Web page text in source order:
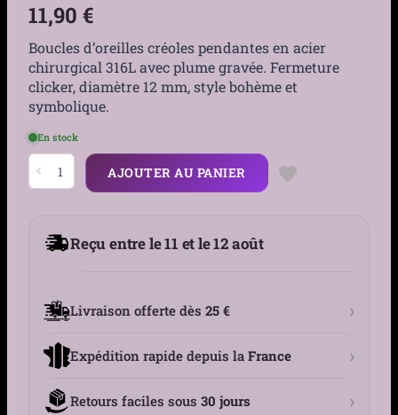
11,90 €
Boucles d’oreilles créoles pendantes en acier
chirurgical 316L avec plume gravée. Fermeture
clicker, diamètre 12 mm, style bohème et
symbolique.
En stock
quantité
de
Boucles
Plume
AJOUTER AU PANIER
Reçu entre le 11 et le 12 août
Livraison offerte dès 25 € ›
Expédition rapide depuis la France ›
Retours faciles sous 30 jours ›